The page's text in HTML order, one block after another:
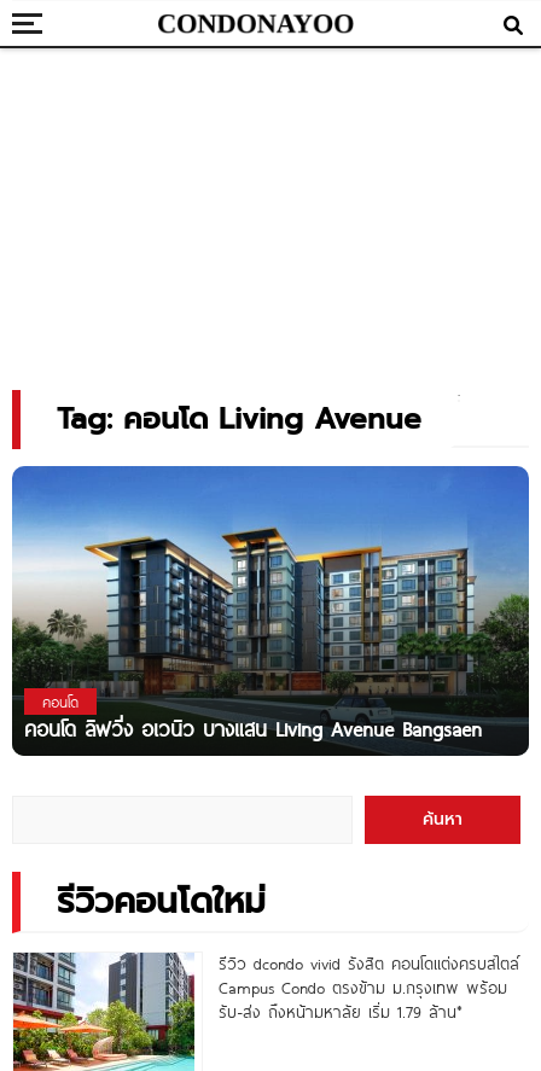
Tag: คอนโด Living Avenue
คอนโด
คอนโด ลิฟวิ่ง อเวนิว บางแสน Living Avenue Bangsaen
ค้นหา
รีวิวคอนโดใหม่
รีวิว dcondo vivid รังสิต คอนโดแต่งครบสไตล์
Campus Condo ตรงข้าม ม.กรุงเทพ พร้อม
รับ-ส่ง ถึงหน้ามหาลัย เริ่ม 1.79 ล้าน*